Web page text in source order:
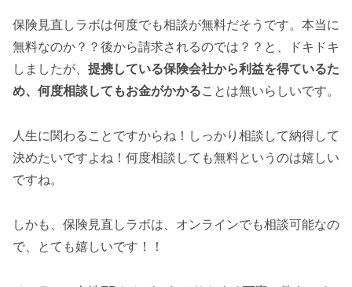
保険見直しラボは何度でも相談が無料だそうです。本当に
無料なのか？？後から請求されるのでは？？と、ドキドキ
しましたが、 提携している保険会社から利益を得ているた
め、何度相談してもお金がかかることは無いらしいです。
人生に関わることですからね！しっかり相談して納得して
決めたいですよね！何度相談しても無料というのは嬉しい
ですね。
しかも、保険見直しラボは、オンラインでも相談可能なの
で、とても嬉しいです！！